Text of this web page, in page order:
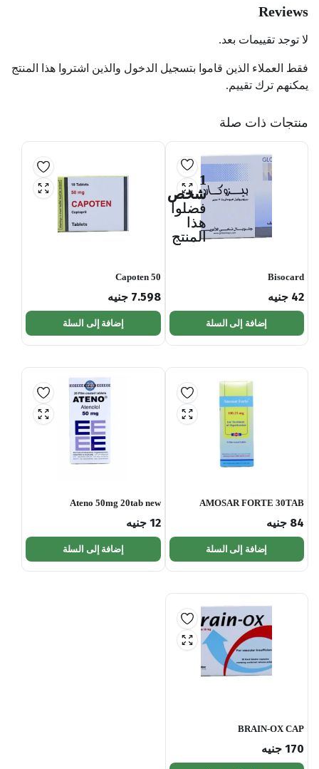
Reviews
لا توجد تقييمات بعد.
فقط العملاء الذين قاموا بتسجيل الدخول والذين اشتروا هذا المنتج
يمكنهم ترك تقييم.
منتجات ذات صلة
1
شخص
فضلوا
هذا
المنتج
Bisocard
42 جنيه
إضافة إلى السلة
Capoten 50
7.598 جنيه
إضافة إلى السلة
AMOSAR FORTE 30TAB
84 جنيه
إضافة إلى السلة
Ateno 50mg 20tab new
12 جنيه
إضافة إلى السلة
BRAIN-OX CAP
170 جنيه